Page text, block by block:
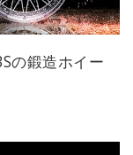
の鍛造ホイー